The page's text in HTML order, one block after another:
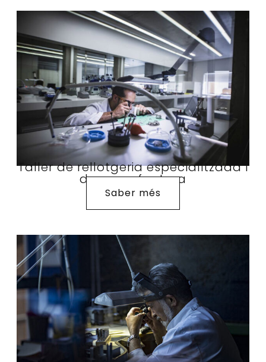
Taller de rellotgeria especialitzada i
de manufactura
Saber més